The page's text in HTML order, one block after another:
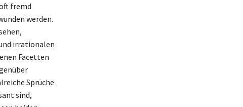
fremd
werden.
irrationalen
Facetten
Sprüche
sind,